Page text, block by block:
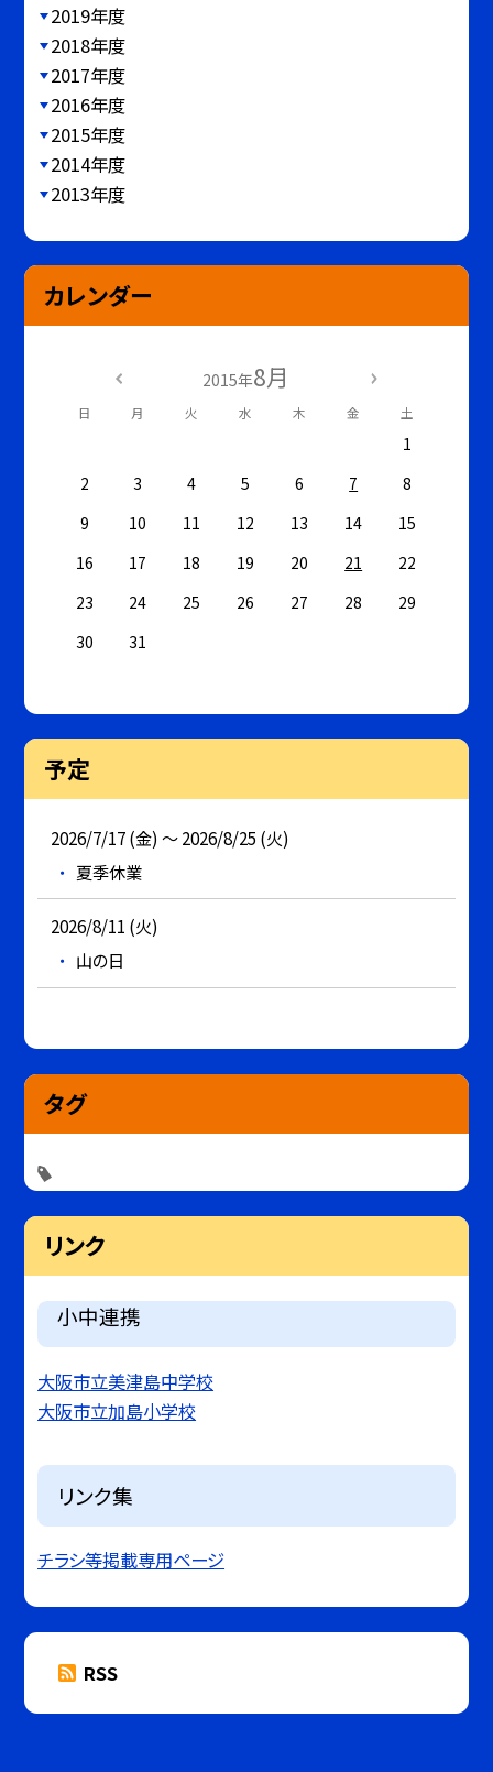
2019年度
2018年度
2017年度
2016年度
2015年度
2014年度
2013年度
カレンダー
2015年8月
日 月 火 水 木 金 土
1
2
3 4 5 6 7
8
9
10 11 12 13 14
15
16
17 18 19 20 21
22
23
24 25 26 27 28
29
30
31
予定
2026/7/17 (金) ～ 2026/8/25 (火)
夏季休業
2026/8/11 (火)
山の日
タグ
リンク
小中連携
大阪市立美津島中学校
大阪市立加島小学校
リンク集
チラシ等掲載専用ページ
RSS